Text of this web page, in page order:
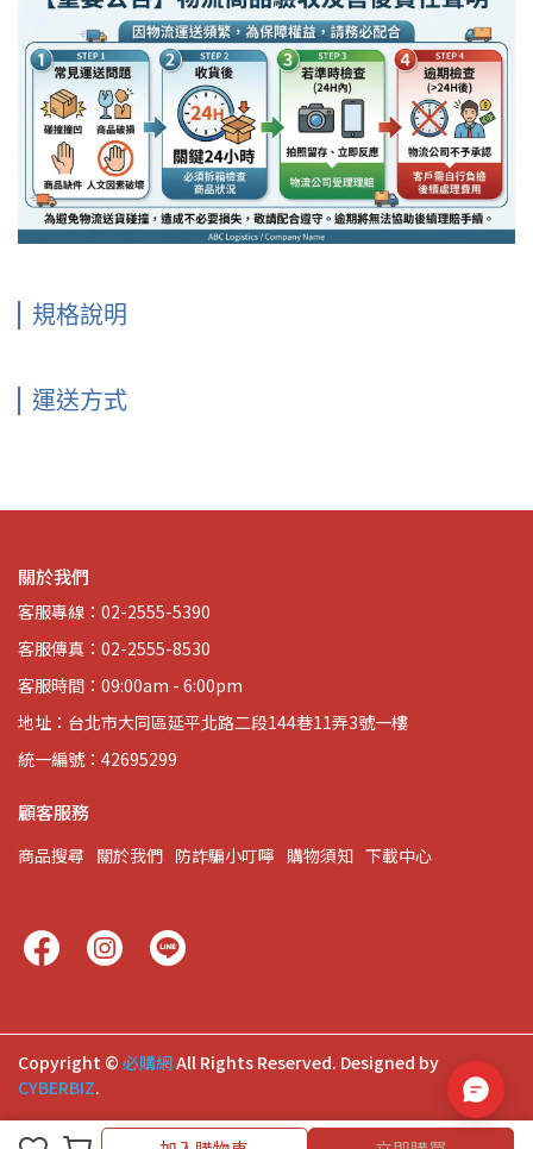
加入購物車
規格說明
運送方式
關於我們
客服專線：02-2555-5390
客服傳真：02-2555-8530
客服時間：09:00am - 6:00pm
地址：台北市大同區延平北路二段144巷11弄3號一樓
統一編號：42695299
顧客服務
商品搜尋 關於我們 防詐騙小叮嚀 購物須知 下載中心
Copyright © 必購網All Rights Reserved. Designed by
CYBERBIZ.